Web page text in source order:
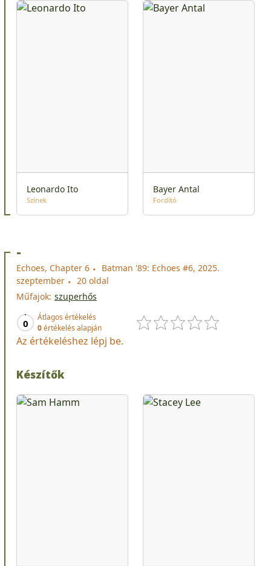
Leonardo Ito
Színek
Bayer Antal
Fordító
-
Echoes, Chapter 6
Batman '89: Echoes #6, 2025.
szeptember
20 oldal
Műfajok: szuperhős
0
Átlagos értékelés
0értékelés alapján
Az értékeléshez lépj be.
Készítők